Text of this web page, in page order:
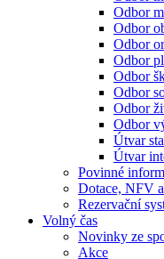
Odbor
Odbor
Odbor
Odbor
Odbor
Odbor
Odbor
Odbor
Útvar
Útvar
Povinné
Dotace, NFV
Rezervační
Volný čas
Novinky ze
Akce